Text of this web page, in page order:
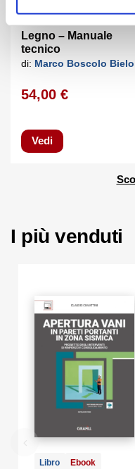
Legno – Manuale
tecnico
di: Marco Boscolo Bielo
54,00 €
Vedi
I più venduti
Libro Ebook